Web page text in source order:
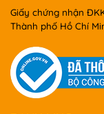
Giấy chứng nhận
Thành phố Hồ Chí